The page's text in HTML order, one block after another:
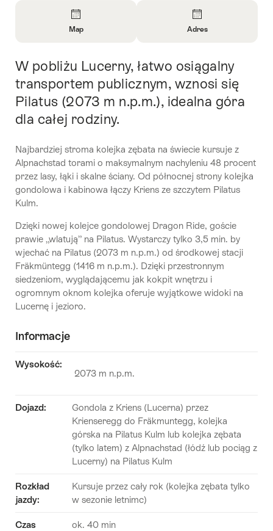
About
Map
Map
About
Contact
Adres
Intro
W pobliżu Lucerny, łatwo osiągalny
transportem publicznym, wznosi się
Pilatus (2073 m n.p.m.), idealna góra
dla całej rodziny.
Najbardziej stroma kolejka zębata na świecie kursuje z
Alpnachstad torami o maksymalnym nachyleniu 48 procent
przez lasy, łąki i skalne ściany. Od północnej strony kolejka
gondolowa i kabinowa łączy Kriens ze szczytem Pilatus
Kulm.
Dzięki nowej kolejce gondolowej Dragon Ride, goście
prawie „wlatują” na Pilatus. Wystarczy tylko 3,5 min. by
wjechać na Pilatus (2073 m n.p.m.) od środkowej stacji
Fräkmüntegg (1416 m n.p.m.). Dzięki przestronnym
siedzeniom, wyglądającemu jak kokpit wnętrzu i
ogromnym oknom kolejka oferuje wyjątkowe widoki na
Lucernę i jezioro.
Informacje
Wysokość:
2073 m n.p.m.
Dojazd:
Gondola z Kriens (Lucerna) przez
Krienseregg do Fräkmuntegg, kolejka
górska na Pilatus Kulm lub kolejka zębata
(tylko latem) z Alpnachstad (łódź lub pociąg z
Lucerny) na Pilatus Kulm
Rozkład
jazdy:
Kursuje przez cały rok (kolejka zębata tylko
w sezonie letnimc)
Czas
ok. 40 min